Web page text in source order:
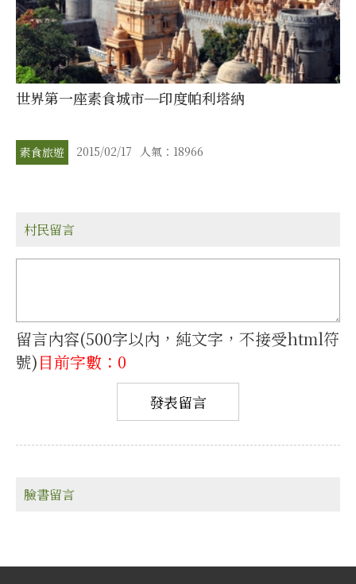
世界第一座素食城市─印度帕利塔納
素食旅遊 2015/02/17 人氣：18966
村民留言
留言內容(500字以內，純文字，不接受html符
號)目前字數：0
臉書留言